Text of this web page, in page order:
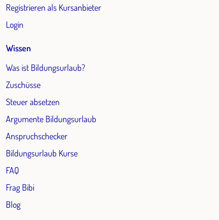
Registrieren als Kursanbieter
Login
Wissen
Was ist Bildungsurlaub?
Zuschüsse
Steuer absetzen
Argumente Bildungsurlaub
Anspruchschecker
Bildungsurlaub Kurse
FAQ
Frag Bibi
Blog